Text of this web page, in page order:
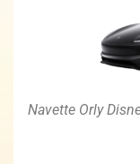
Navette Orly